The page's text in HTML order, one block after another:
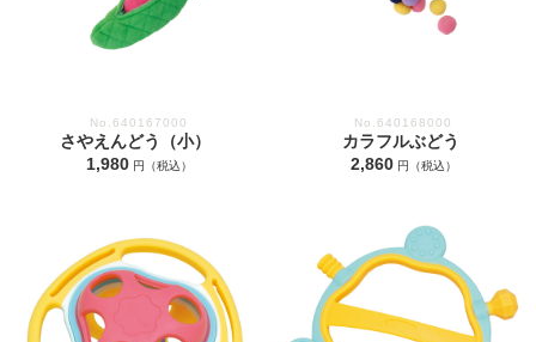
No.640167000
さやえんどう（小）
1,980 円（税込）
No.640168000
カラフルぶどう
2,860 円（税込）